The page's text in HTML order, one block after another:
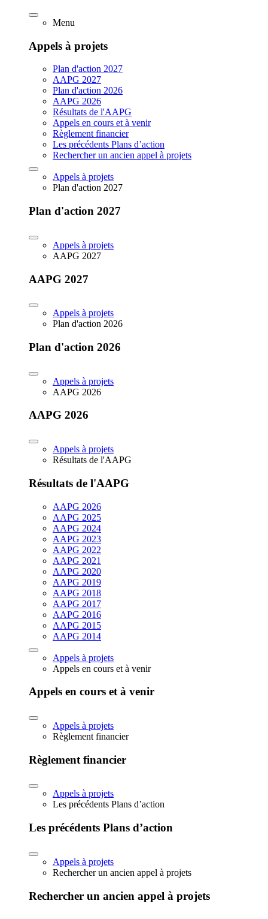
Menu
Appels à projets
Plan d'action 2027
AAPG 2027
Plan d'action 2026
AAPG 2026
Résultats de l'AAPG
Appels en cours et à venir
Règlement financier
Les précédents Plans d’action
Rechercher un ancien appel à projets
Appels à projets
Plan d'action 2027
Plan d'action 2027
Appels à projets
AAPG 2027
AAPG 2027
Appels à projets
Plan d'action 2026
Plan d'action 2026
Appels à projets
AAPG 2026
AAPG 2026
Appels à projets
Résultats de l'AAPG
Résultats de l'AAPG
AAPG 2026
AAPG 2025
AAPG 2024
AAPG 2023
AAPG 2022
AAPG 2021
AAPG 2020
AAPG 2019
AAPG 2018
AAPG 2017
AAPG 2016
AAPG 2015
AAPG 2014
Appels à projets
Appels en cours et à venir
Appels en cours et à venir
Appels à projets
Règlement financier
Règlement financier
Appels à projets
Les précédents Plans d’action
Les précédents Plans d’action
Appels à projets
Rechercher un ancien appel à projets
Rechercher un ancien appel à projets